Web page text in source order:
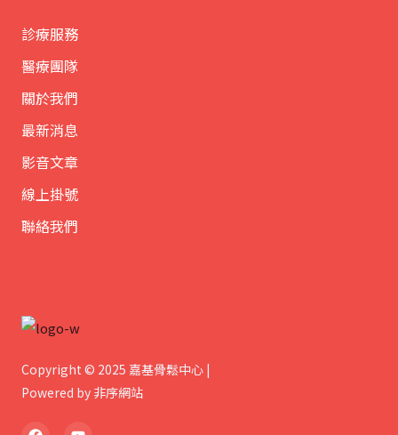
Copyright © 2025 嘉基骨鬆中心 |
Powered by 非序網站
F Y
診療服務
醫療團隊
關於我們
最新消息
影音文章
線上掛號
聯絡我們